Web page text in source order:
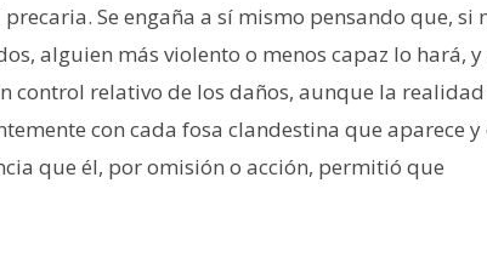
Se engaña a sí mismo pensando que, si
alguien más violento o menos capaz lo hará, y
control relativo de los daños, aunque la realidad
con cada fosa clandestina que aparece y
que él, por omisión o acción, permitió que